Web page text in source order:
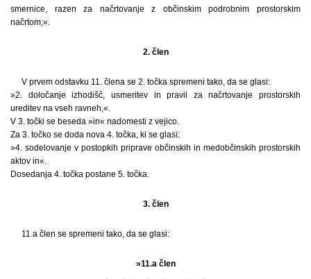
smernice, razen za načrtovanje z občinskim podrobnim prostorskim
načrtom;«.
2. člen
V prvem odstavku 11. člena se 2. točka spremeni tako, da se glasi:
»2. določanje izhodišč, usmeritev in pravil za načrtovanje prostorskih
ureditev na vseh ravneh,«.
V 3. točki se beseda »in« nadomesti z vejico.
Za 3. točko se doda nova 4. točka, ki se glasi:
»4. sodelovanje v postopkih priprave občinskih in medobčinskih prostorskih
aktov in«.
Dosedanja 4. točka postane 5. točka.
3. člen
11.a člen se spremeni tako, da se glasi:
»11.a člen